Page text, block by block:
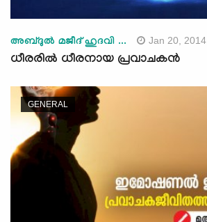
അബ്ദുല്‍ മജീദ് ഹുദവി ... Jan 20, 2014
ധീരരില്‍ ധീരനായ പ്രവാചകന്‍
GENERAL